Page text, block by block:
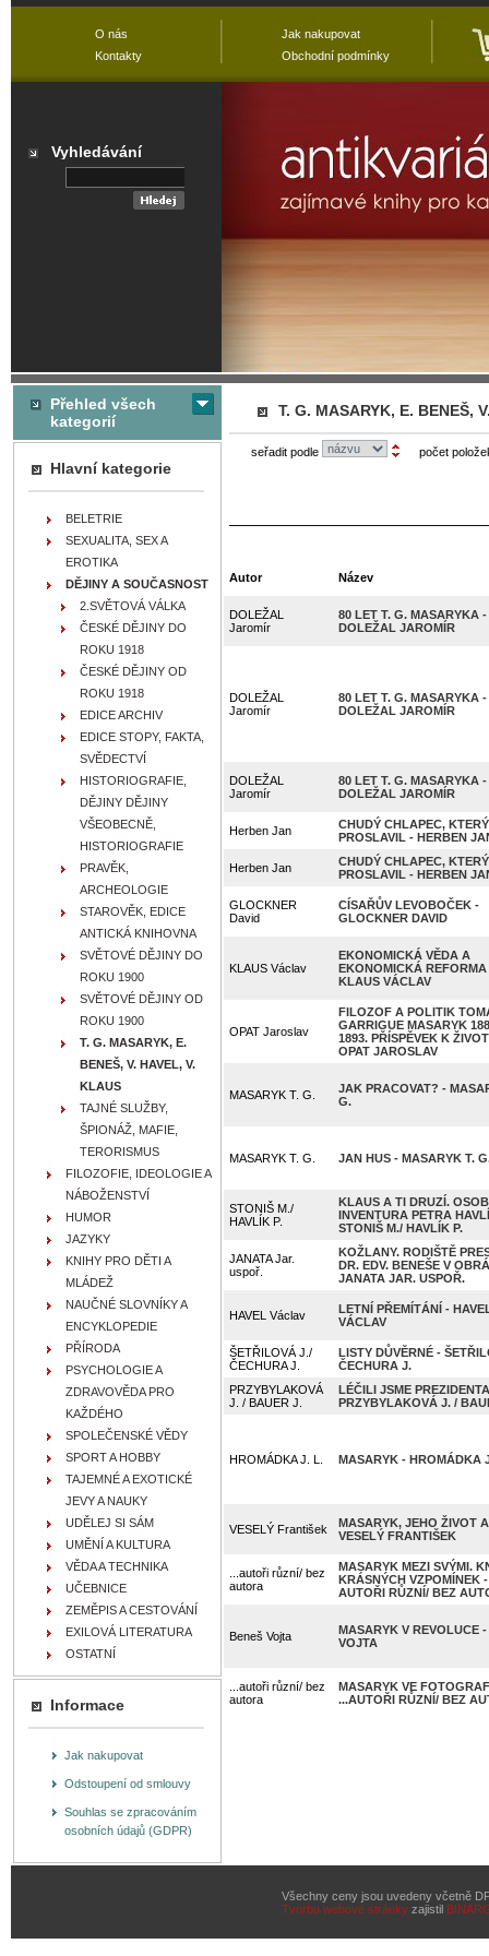
T. G. MASARYK, E. BENEŠ,
seřadit podle počet
Autor Název
DOLEŽAL
Jaromír
80 LET T. G. MASARYKA -
DOLEŽAL JAROMÍR
DOLEŽAL
Jaromír
80 LET T. G. MASARYKA -
DOLEŽAL JAROMÍR
DOLEŽAL
Jaromír
80 LET T. G. MASARYKA -
DOLEŽAL JAROMÍR
Herben Jan
CHUDÝ CHLAPEC,
PROSLAVIL - HERBEN
Herben Jan
CHUDÝ CHLAPEC,
PROSLAVIL - HERBEN
GLOCKNER
David
CÍSAŘŮV LEVOBOČEK -
GLOCKNER DAVID
KLAUS Václav
EKONOMICKÁ VĚDA A
EKONOMICKÁ REFORMA
KLAUS VÁCLAV
OPAT Jaroslav
FILOZOF A POLITIK
GARRIGUE MASARYK
1893. PŘÍSPĚVEK K
OPAT JAROSLAV
MASARYK T. G.
JAK PRACOVAT? -
G.
MASARYK T. G. JAN HUS - MASARYK T.
STONIŠ M./
HAVLÍK P.
KLAUS A TI DRUZÍ.
INVENTURA PETRA
STONIŠ M./ HAVLÍK P.
JANATA Jar.
uspoř.
KOŽLANY. RODIŠTĚ
DR. EDV. BENEŠE V
JANATA JAR. USPOŘ.
HAVEL Václav
LETNÍ PŘEMÍTÁNÍ -
VÁCLAV
ŠETŘILOVÁ J./
ČECHURA J.
LISTY DŮVĚRNÉ -
ČECHURA J.
PRZYBYLAKOVÁ
J. / BAUER J.
LÉČILI JSME
PRZYBYLAKOVÁ J. /
HROMÁDKA J. L. MASARYK - HROMÁDKA
VESELÝ František
MASARYK, JEHO ŽIVOT
VESELÝ FRANTIŠEK
...autoři různí/ bez
autora
MASARYK MEZI SVÝMI.
KRÁSNÝCH VZPOMÍNEK
AUTOŘI RŮZNÍ/ BEZ
Beneš Vojta
MASARYK V REVOLUCE -
VOJTA
...autoři různí/ bez
autora
MASARYK VE
...AUTOŘI RŮZNÍ/ BEZ
Přehled všech
kategorií
Hlavní kategorie
BELETRIE
SEXUALITA, SEX A
EROTIKA
DĚJINY A SOUČASNOST
2.SVĚTOVÁ VÁLKA
ČESKÉ DĚJINY DO
ROKU 1918
ČESKÉ DĚJINY OD
ROKU 1918
EDICE ARCHIV
EDICE STOPY, FAKTA,
SVĚDECTVÍ
HISTORIOGRAFIE,
DĚJINY DĚJINY
VŠEOBECNĚ,
HISTORIOGRAFIE
PRAVĚK,
ARCHEOLOGIE
STAROVĚK, EDICE
ANTICKÁ KNIHOVNA
SVĚTOVÉ DĚJINY DO
ROKU 1900
SVĚTOVÉ DĚJINY OD
ROKU 1900
T. G. MASARYK, E.
BENEŠ, V. HAVEL, V.
KLAUS
TAJNÉ SLUŽBY,
ŠPIONÁŽ, MAFIE,
TERORISMUS
FILOZOFIE, IDEOLOGIE A
NÁBOŽENSTVÍ
HUMOR
JAZYKY
KNIHY PRO DĚTI A
MLÁDEŽ
NAUČNÉ SLOVNÍKY A
ENCYKLOPEDIE
PŘÍRODA
PSYCHOLOGIE A
ZDRAVOVĚDA PRO
KAŽDÉHO
SPOLEČENSKÉ VĚDY
SPORT A HOBBY
TAJEMNÉ A EXOTICKÉ
JEVY A NAUKY
UDĚLEJ SI SÁM
UMĚNÍ A KULTURA
VĚDA A TECHNIKA
UČEBNICE
ZEMĚPIS A CESTOVÁNÍ
EXILOVÁ LITERATURA
OSTATNÍ
Informace
Jak nakupovat
Odstoupení od smlouvy
Souhlas se zpracováním
osobních údajů (GDPR)
Všechny ceny jsou uvedeny včetně
Tvorbu webové stránkyzajistil
O nás
Kontakty
Jak nakupovat
Obchodní podmínky
Vyhledávání